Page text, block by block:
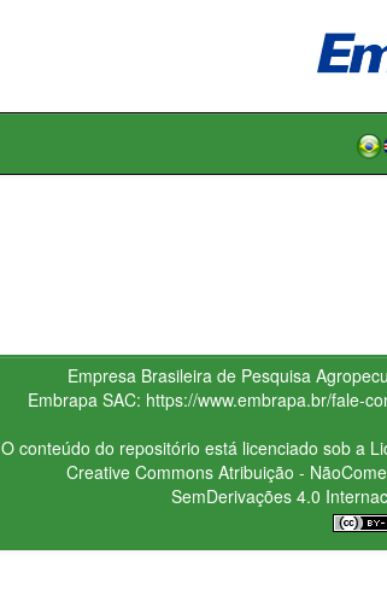
Empresa Brasileira de Pesquisa
Embrapa SAC: https://www.embrapa.br/fale-
O conteúdo do repositório está licenciado sob a
Creative CommonsAtribuição -
SemDerivações 4.0